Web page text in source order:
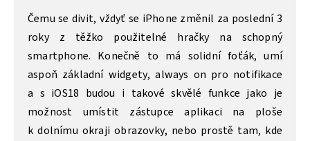
Čemu se divit, vždyť se iPhone změnil za poslední 3
roky z těžko použitelné hračky na schopný
smartphone. Konečně to má solidní foťák, umí
aspoň základní widgety, always on pro notifikace
a s iOS18 budou i takové skvělé funkce jako je
možnost umístit zástupce aplikaci na ploše
k dolnímu okraji obrazovky, nebo prostě tam, kde